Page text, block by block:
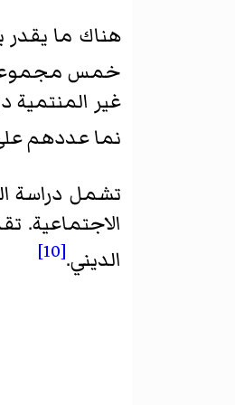
هناك ما يقدر بنحو 10000 ديانة في جميع
خمس
غير المنتمية
نما عددهم
تشمل دراسة
الاجتماعية.
الديني.[10]